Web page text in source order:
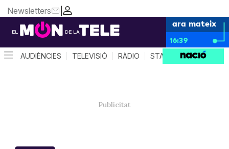
|
Newsletters
ara mateix
16:39
AUDIÈNCIES TELEVISIÓ RÀDIO STAR SYSTEM